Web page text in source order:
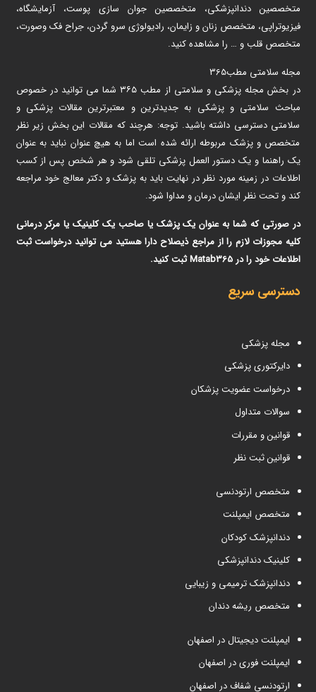
متخصصین دندانپزشکی، متخصصین جوان سازی پوست، آزمایشگاه،
فیزیوتراپی، متخصص زنان و زایمان، رادیولوژی سرو گردن، جراح فک وصورت،
متخصص قلب و … را مشاهده کنید.
مجله سلامتی مطب365
در بخش مجله پزشکی و سلامتی از مطب ۳۶۵ شما می توانید در خصوص
مباحث سلامتی و پزشکی به جدیدترین و معتبرترین مقالات پزشکی و
سلامتی دسترسی داشته باشید. توجه: هرچند که مقالات این بخش زیر نظر
متخصص و پزشک مربوطه ارائه شده است اما به هیچ عنوان نباید به عنوان
یک راهنما و یک دستور العمل پزشکی تلقی شود و هر شخص پس از کسب
اطلاعات در زمینه مورد نظر در نهایت باید به پزشک و دکتر معالج خود مراجعه
کند و تحت نظر ایشان درمان و مداوا شود.
در صورتی که شما به عنوان یک پزشک یا صاحب یک کلینیک یا مرکر درمانی
کلیه مجوزات لازم را از مراجع ذیصلاح دارا هستید می توانید درخواست ثبت
اطلاعات خود را در Matab365 ثبت کنید.
دسترسی سریع
مجله پزشکی
دایرکتوری پزشکی
درخواست عضویت پزشکان
سوالات متداول
قوانین و مقررات
قوانین ثبت نظر
متخصص ارتودنسی
متخصص ایمپلنت
دندانپزشک کودکان
کلینیک دندانپزشکی
دندانپزشک ترمیمی و زیبایی
متخصص ریشه دندان
ایمپلنت دیجیتال در اصفهان
ایمپلنت فوری در اصفهان
ارتودنسی شفاف در اصفهان